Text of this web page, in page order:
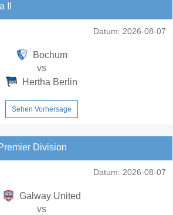
II
Datum: 2026-08-07
Bochum
vs
Hertha Berlin
Sehen Vorhersage
Division
Datum: 2026-08-07
Galway United
vs